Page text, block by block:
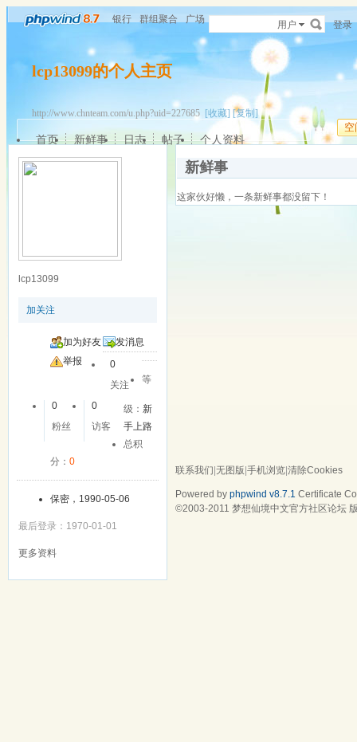
银行 群组聚合 广场 用户 登录
lcp13099的个人主页
http://www.chnteam.com/u.php?uid=227685 [收藏] [复制]
空
首页 新鲜事 日志 帖子 个人资料
lcp13099
加关注
加为好友
发消息
举报
0
关注
0
粉丝
0
访客
等
级：新
手上路
总积
分： 0
保密，1990-05-06
最后登录：1970-01-01
更多资料
新鲜事
这家伙好懒，一条新鲜事都没留下！
联系我们 无图版 手机浏览 清除Cookies
Powered by phpwind v8.7.1 Certificate
©2003-2011 梦想仙境中文官方社区论坛